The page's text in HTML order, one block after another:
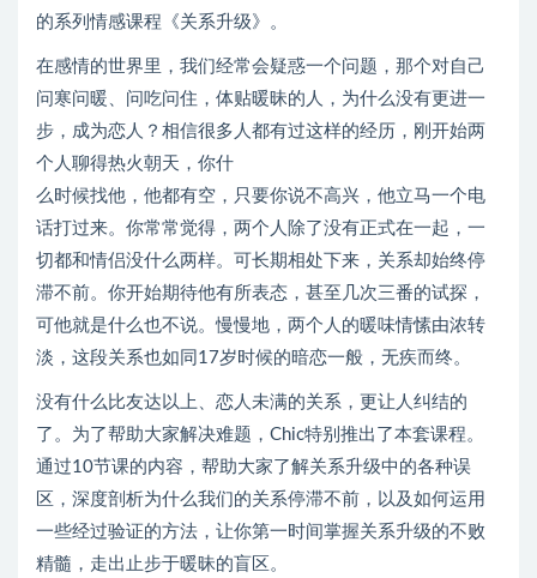
的系列情感课程《关系升级》。
在感情的世界里，我们经常会疑惑一个问题，那个对自己
问寒问暖、问吃问住，体贴暖昧的人，为什么没有更进一
步，成为恋人？相信很多人都有过这样的经历，刚开始两
个人聊得热火朝天，你什
么时候找他，他都有空，只要你说不高兴，他立马一个电
话打过来。你常常觉得，两个人除了没有正式在一起，一
切都和情侣没什么两样。可长期相处下来，关系却始终停
滞不前。你开始期待他有所表态，甚至几次三番的试探，
可他就是什么也不说。慢慢地，两个人的暖味情愫由浓转
淡，这段关系也如同17岁时候的暗恋一般，无疾而终。
没有什么比友达以上、恋人未满的关系，更让人纠结的
了。为了帮助大家解决难题，Chic特别推出了本套课程。
通过10节课的内容，帮助大家了解关系升级中的各种误
区，深度剖析为什么我们的关系停滞不前，以及如何运用
一些经过验证的方法，让你第一时间掌握关系升级的不败
精髓，走出止步于暖昧的盲区。